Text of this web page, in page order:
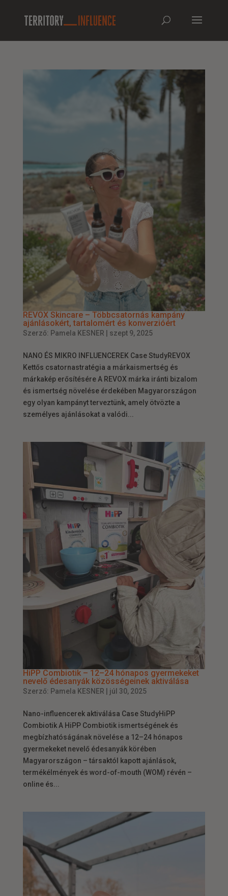
REVOX Skincare – Többcsatornás kampány
ajánlásokért, tartalomért és konverzióért
Szerző: Pamela KESNER szept 9, 2025
NANO ÉS MIKRO INFLUENCEREK Case StudyREVOX
Kettős csatornastratégia a márkaismertség és
márkakép erősítésére A REVOX márka iránti bizalom
és ismertség növelése érdekében Magyarországon
egy olyan kampányt terveztünk, amely ötvözte a
személyes ajánlásokat a valódi...
HiPP Combiotik – 12–24 hónapos gyermekeket
nevelő édesanyák közösségeinek aktiválása
Szerző: Pamela KESNER júl 30, 2025
Nano-influencerek aktiválása Case StudyHiPP
Combiotik A HiPP Combiotik ismertségének és
megbízhatóságának növelése a 12–24 hónapos
gyermekeket nevelő édesanyák körében
Magyarországon – társaktól kapott ajánlások,
termékélmények és word-of-mouth (WOM) révén –
online és...